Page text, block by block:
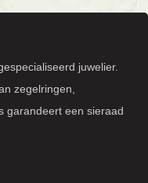
juwelier.
zegelringen,
garandeert een sieraad